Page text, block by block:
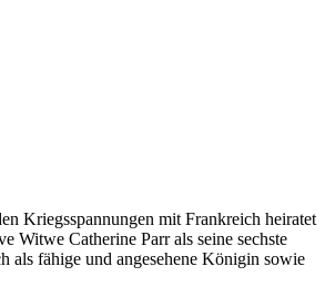
Kriegsspannungen mit Frankreich heiratet
Witwe Catherine Parr als seine sechste
als fähige und angesehene Königin sowie